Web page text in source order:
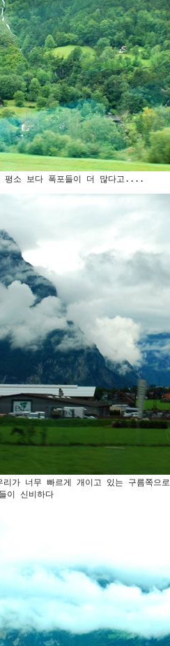
평소 보다 폭포들이 더 많다고....
가 너무 빠르게 개이고 있는 구름쪽으
이 신비하다